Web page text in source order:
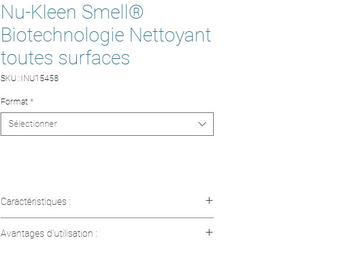
Nu-Kleen Smell®
Biotechnologie Nettoyant
toutes surfaces
SKU : INU15458
Format *
Sélectionner
Caractéristiques :
Formule : Concentré
Avantages d'utilisation :